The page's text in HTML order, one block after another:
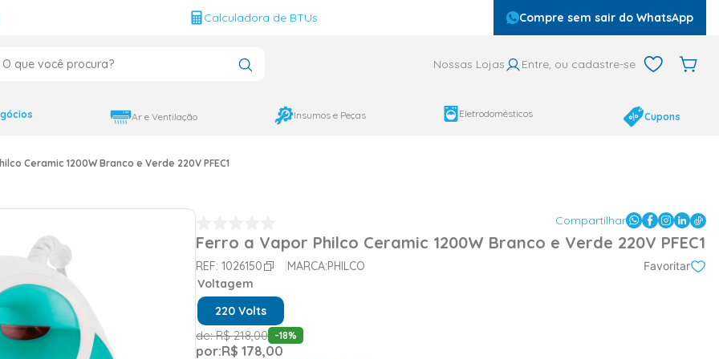
Calculadora de BTUs Compre sem sair do WhatsApp
Nossas Lojas Entre, ou cadastre-se
Ar e Ventilação Insumos e Peças Eletrodomésticos Cupons
Ceramic 1200W Branco e Verde 220V PFEC1
Compartilhar
Ferro a Vapor Philco Ceramic 1200W Branco e Verde 220V PFEC1
REF: 1026150 MARCA:PHILCO Favoritar
Voltagem
220 Volts
de:R$ 218,00 -18%
por:R$ 178,00